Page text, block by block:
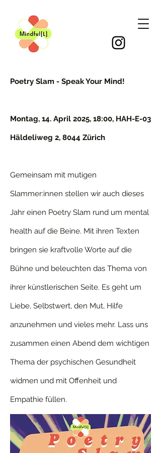
Poetry Slam - Speak Your Mind!
Montag, 14. April 2025, 18:00, HAH-E-03
Häldeliweg 2, 8044 Zürich
Gemeinsam mit mutigen
Slammer:innen stellen wir auch dieses
Jahr einen Poetry Slam rund um mental
health auf die Beine. Mit ihren Texten
bringen sie kraftvolle Worte auf die
Bühne und beleuchten das Thema von
ihrer künstlerischen Seite. Es geht um
Liebe, Selbstwert, den Mut, Hilfe
anzunehmen und vieles mehr. Lass uns
zusammen einen Abend dem wichtigen
Thema der psychischen Gesundheit
widmen und mit Offenheit und
Empathie füllen.